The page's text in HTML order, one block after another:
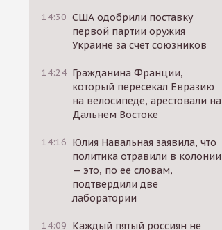
14:30 США одобрили поставку
первой партии оружия
Украине за счет союзников
14:24 Гражданина Франции,
который пересекал Евразию
на велосипеде, арестовали на
Дальнем Востоке
14:16 Юлия Навальная заявила, что
политика отравили в колонии
— это, по ее словам,
подтвердили две
лаборатории
14:09 Каждый пятый россиян не